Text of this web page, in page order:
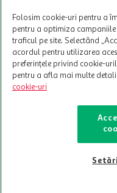
Termenele și Condițiile
valabile in limita stocurilor
limita a 12 unitati / card
Cardul poate fi utilizat doar
participante și pentru
nu poate fi utilizat in
activitati in afara celor
nu raspunde pentru
intretineri sau reparatii
Iti stam
Folosim cookie-uri pentru a
pentru a optimiza
traficul pe site. Selectând
acordul pentru utilizarea
preferințele privind cookie-
pentru a afla mai multe
cookie-uri